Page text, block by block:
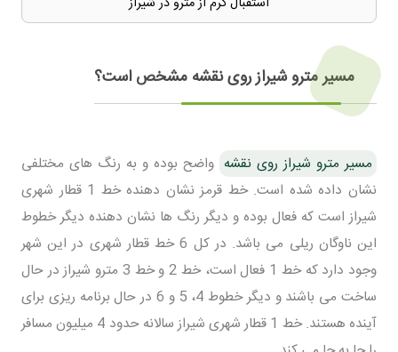
مسیر مترو شیراز روی نقشه مشخص است؟
مسیر مترو شیراز روی نقشه واضح بوده و به رنگ های مختلفی
نشان داده شده است. خط قرمز نشان دهنده خط 1 قطار شهری
شیراز است که فعال بوده و دیگر رنگ ها نشان دهنده دیگر خطوط
این ناوگان ریلی می باشد. در کل 6 خط قطار شهری در این شهر
وجود دارد که خط 1 فعال است، خط 2 و خط 3 مترو شیراز در حال
ساخت می باشند و دیگر خطوط 4، 5 و 6 در حال برنامه ریزی برای
آینده هستند. خط 1 قطار شهری شیراز سالانه حدود 4 میلیون مسافر